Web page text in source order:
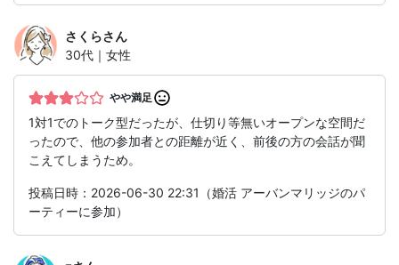
さくらさん
30代｜女性
やや満足
1対1でのトーク型だったが、仕切り等無いオープンな空間だ
ったので、他の参加者との距離が近く、前後の方の会話が聞
こえてしまうため。
投稿日時：2026-06-30 22:31（婚活 アーバンマリッジのパ
ーティーに参加）